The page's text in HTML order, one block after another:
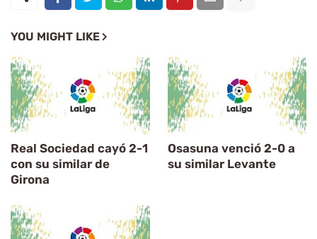
YOU MIGHT LIKE
Real Sociedad cayó 2-1
con su similar de
Girona
Osasuna venció 2-0 a
su similar Levante